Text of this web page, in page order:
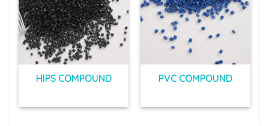
Add to
wishlist
HIPS COMPOUND
Add to
wishlist
PVC COMPOUND